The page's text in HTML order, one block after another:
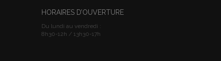
HORAIRES D’OUVERTURE
Du lundi au vendredi :
8h30-12h / 13h30-17h